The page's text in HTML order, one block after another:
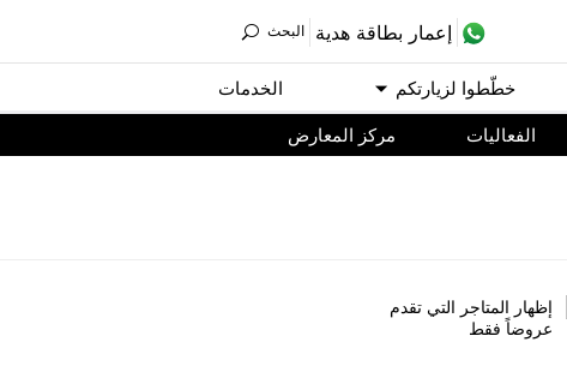
ﺇﻋﻤﺎﺭ ﺑﻄﺎﻗﺔ ﻫﺪﻳﺔ اﻟﺒﺤﺚ
ﺧﻄّﻄﻮا ﻟﺰﻳﺎﺭﺗﻜﻢ اﻟﺨﺪﻣﺎﺕ
اﻟﻔﻌﺎﻟﻴﺎﺕ مركز المعارض
ﺇﻇﻬﺎﺭ اﻟﻤﺘﺎﺟﺮ اﻟﺘﻲ ﺗﻘﺪﻡ
ﻋﺮﻭﺿﺎً ﻓﻘﻂ